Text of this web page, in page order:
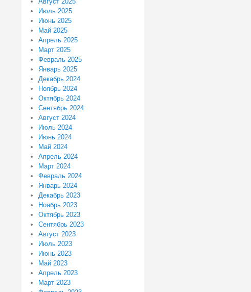
Июль 2025
Июнь 2025
Май 2025
Апрель 2025
Март 2025
Февраль 2025
Январь 2025
Декабрь 2024
Ноябрь 2024
Октябрь 2024
Сентябрь 2024
Август 2024
Июль 2024
Июнь 2024
Май 2024
Апрель 2024
Март 2024
Февраль 2024
Январь 2024
Декабрь 2023
Ноябрь 2023
Октябрь 2023
Сентябрь 2023
Август 2023
Июль 2023
Июнь 2023
Май 2023
Апрель 2023
Март 2023